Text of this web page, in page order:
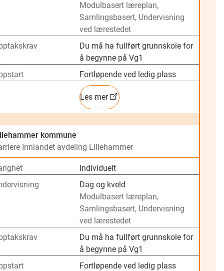
Modulbasert læreplan,
Samlingsbasert, Undervisning
ved lærestedet
Du må ha fullført grunnskole for
å begynne på Vg1
Fortløpende ved ledig plass
Les mer
kommune
Innlandet avdeling Lillehammer
Individuelt
Dag og kveld
Modulbasert læreplan,
Samlingsbasert, Undervisning
ved lærestedet
Du må ha fullført grunnskole for
å begynne på Vg1
Fortløpende ved ledig plass